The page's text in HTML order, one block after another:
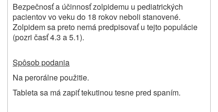
Bezpečnosť a účinnosť zolpidemu u pediatrických
pacientov vo veku do 18 rokov neboli stanovené.
Zolpidem sa preto nemá predpisovať u tejto populácie
(pozri časť 4.3 a 5.1).
Spôsob podania
Na perorálne použitie.
Tableta sa má zapiť tekutinou tesne pred spaním.